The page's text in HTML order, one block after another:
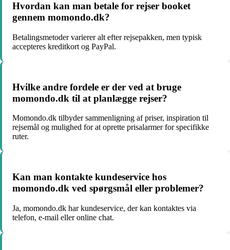
Hvordan kan man betale for rejser booket
gennem momondo.dk?
Betalingsmetoder varierer alt efter rejsepakken, men typisk
accepteres kreditkort og PayPal.
Hvilke andre fordele er der ved at bruge
momondo.dk til at planlægge rejser?
Momondo.dk tilbyder sammenligning af priser, inspiration til
rejsemål og mulighed for at oprette prisalarmer for specifikke
ruter.
Kan man kontakte kundeservice hos
momondo.dk ved spørgsmål eller problemer?
Ja, momondo.dk har kundeservice, der kan kontaktes via
telefon, e-mail eller online chat.